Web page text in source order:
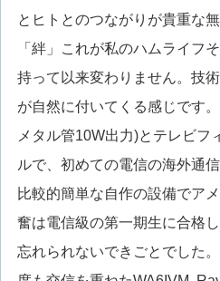
とヒトとのつながりが貴重な
「絆」これが私のハムライフ
持って以来変わりません。技
が自然に付いてくる感じです
メタル管10W出力)とテレビフ
ルで、初めての電信の海外通
比較的簡単な自作の設備でア
奮は電信級の第一期生に合格
忘れられないできごとでした